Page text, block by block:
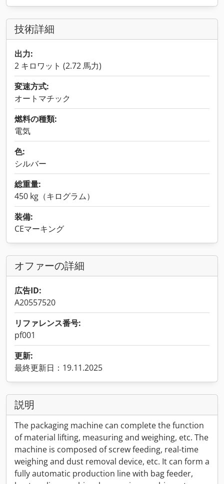
技術詳細
出力:
2 キロワット (2.72 馬力)
変速方式:
オートマチック
燃料の種類:
電気
色:
シルバー
総重量:
450 kg（キログラム）
装備:
CEマーキング
オファーの詳細
広告ID:
A20557520
リファレンス番号:
pf001
更新:
最終更新日：19.11.2025
説明
The packaging machine can complete the function
of material lifting, measuring and weighing, etc. The
machine is composed of screw feeding, real-time
weighing and dust removal device, etc. It can form a
fully automatic production line with bag feeder,